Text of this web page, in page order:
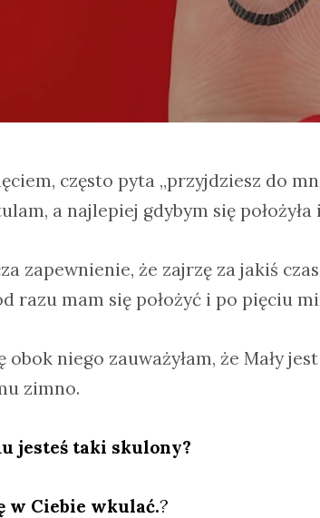
często pyta „przyjdziesz do
a najlepiej gdybym się położyła
zapewnienie, że zajrzę za jakiś
razu mam się położyć i po pięciu
obok niego zauważyłam, że Mały
zimno.
taki skulony?
Ciebie wkulać.?